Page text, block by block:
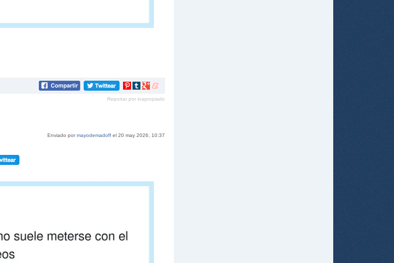
Compartir
Pinterest
Compartir
tumblr
Compartir
Google+
Compartir
meneame
Reportar por inapropiado
Enviado pormayodemadoff el 20 may 2026, 10:37